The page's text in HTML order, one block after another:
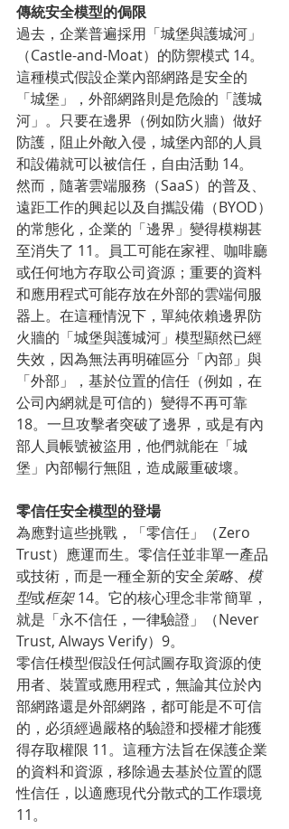
傳統安全模型的侷限
過去，企業普遍採用「城堡與護城河」
（Castle-and-Moat）的防禦模式 14。
這種模式假設企業內部網路是安全的
「城堡」，外部網路則是危險的「護城
河」。只要在邊界（例如防火牆）做好
防護，阻止外敵入侵，城堡內部的人員
和設備就可以被信任，自由活動 14。
然而，隨著雲端服務（SaaS）的普及、
遠距工作的興起以及自攜設備（BYOD）
的常態化，企業的「邊界」變得模糊甚
至消失了 11。員工可能在家裡、咖啡廳
或任何地方存取公司資源；重要的資料
和應用程式可能存放在外部的雲端伺服
器上。在這種情況下，單純依賴邊界防
火牆的「城堡與護城河」模型顯然已經
失效，因為無法再明確區分「內部」與
「外部」，基於位置的信任（例如，在
公司內網就是可信的）變得不再可靠
18。一旦攻擊者突破了邊界，或是有內
部人員帳號被盜用，他們就能在「城
堡」內部暢行無阻，造成嚴重破壞。
零信任安全模型的登場
為應對這些挑戰，「零信任」（Zero
Trust）應運而生。零信任並非單一產品
或技術，而是一種全新的安全策略、 模
型或框架 14。它的核心理念非常簡單，
就是「永不信任，一律驗證」（Never
Trust, Always Verify）9。
零信任模型假設任何試圖存取資源的使
用者、裝置或應用程式，無論其位於內
部網路還是外部網路，都可能是不可信
的，必須經過嚴格的驗證和授權才能獲
得存取權限 11。這種方法旨在保護企業
的資料和資源，移除過去基於位置的隱
性信任，以適應現代分散式的工作環境
11。